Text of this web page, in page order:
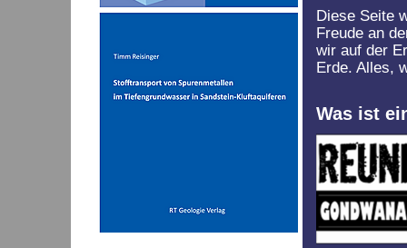
Diese Seite
Freude an
wir auf der
Erde. Alles,
Was ist